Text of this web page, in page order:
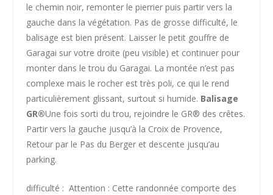
le chemin noir, remonter le pierrier puis partir vers la
gauche dans la végétation. Pas de grosse difficulté, le
balisage est bien présent. Laisser le petit gouffre de
Garagai sur votre droite (peu visible) et continuer pour
monter dans le trou du Garagai. La montée n’est pas
complexe mais le rocher est très poli, ce qui le rend
particulièrement glissant, surtout si humide. Balisage
GR®Une fois sorti du trou, rejoindre le GR® des crêtes.
Partir vers la gauche jusqu’à la Croix de Provence,
Retour par le Pas du Berger et descente jusqu’au
parking.
difficulté : Attention : Cette randonnée comporte des